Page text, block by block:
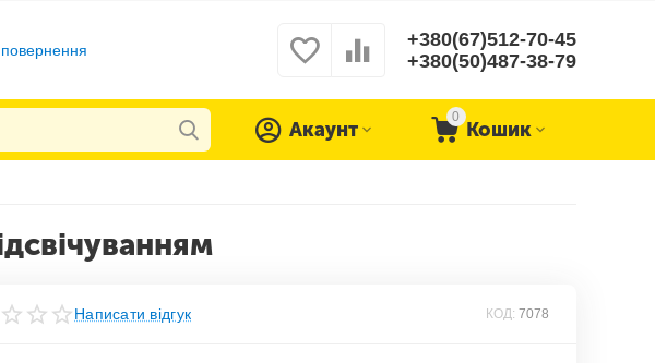
+380(67)512-70-45
+380(50)487-38-79
0
Кошик
Акаунт
Написати відгук КОД: 7078